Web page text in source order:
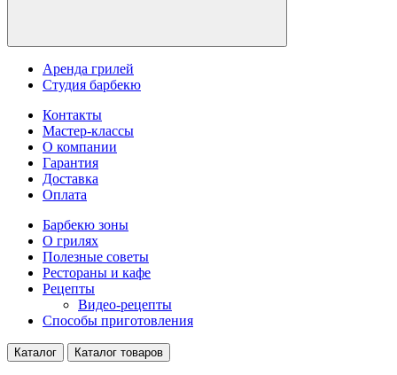
Аренда грилей
Студия барбекю
Контакты
Мастер-классы
О компании
Гарантия
Доставка
Оплата
Барбекю зоны
О грилях
Полезные советы
Рестораны и кафе
Рецепты
Видео-рецепты
Способы приготовления
Каталог Каталог товаров